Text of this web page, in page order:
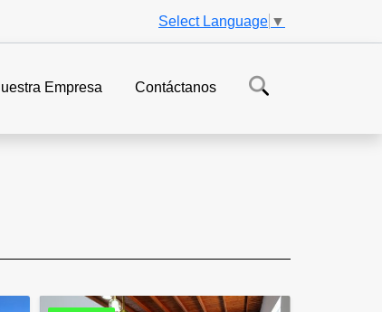
Select Language ▼
Empresa Contáctanos